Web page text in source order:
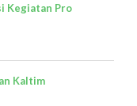
Kegiatan Pro
Kaltim